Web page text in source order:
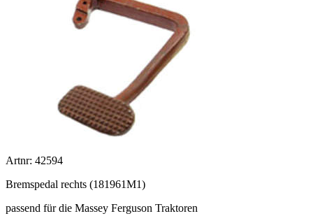
Artnr: 42594
Bremspedal rechts (181961M1)
passend für die Massey Ferguson Traktoren